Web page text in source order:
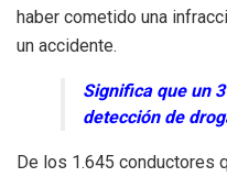
haber cometido una
un accidente.
Significa que un
detección de
De los 1.645 conductores